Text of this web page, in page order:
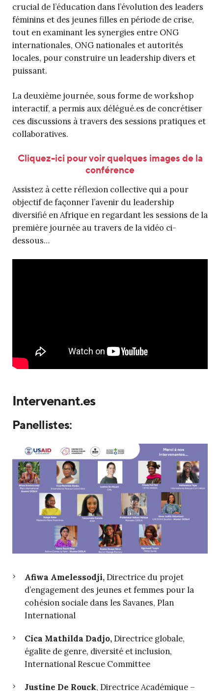
crucial de l’éducation dans l’évolution des leaders
féminins et des jeunes filles en période de crise,
tout en examinant les synergies entre ONG
internationales, ONG nationales et autorités
locales, pour construire un leadership divers et
puissant.
La deuxième journée, sous forme de workshop
interactif, a permis aux délégué.es de concrétiser
ces discussions à travers des sessions pratiques et
collaboratives.
Cliquez-ici pour voir quelques images de la
conférence
Assistez à cette réflexion collective qui a pour
objectif de façonner l’avenir du leadership
diversifié en Afrique en regardant les sessions de la
première journée au travers de la vidéo ci-
dessous…
Intervenant.es
Panellistes:
Afiwa Amelessodji,Directrice du projet
d’engagement des jeunes et femmes pour la
cohésion sociale dans les Savanes, Plan
International
Cica Mathilda Dadjo,Directrice globale,
égalite de genre, diversité et inclusion,
International Rescue Committee
Justine De Rouck, Directrice Académique –